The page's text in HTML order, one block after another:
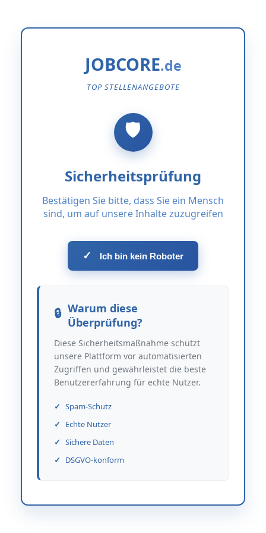
JOBCORE
TOP STELLENANGEBOTE
Sicherheitsprüfung
Bestätigen Sie bitte, dass Sie ein Mensch
sind, um auf unsere Inhalte zuzugreifen
✓ Ich bin kein Roboter
Warum diese
Überprüfung?
Diese Sicherheitsmaßnahme schützt
unsere Plattform vor automatisierten
Zugriffen und gewährleistet die beste
Benutzererfahrung für echte Nutzer.
Spam-Schutz
Echte Nutzer
Sichere Daten
DSGVO-konform